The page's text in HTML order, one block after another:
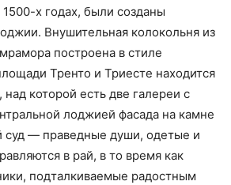
х годах, были созданы
Внушительная колокольня из
построена в стиле
Тренто и Триесте находится
которой есть две галереи с
лоджией фасада на камне
— праведные души, одетые и
в рай, в то время как
подталкиваемые радостным